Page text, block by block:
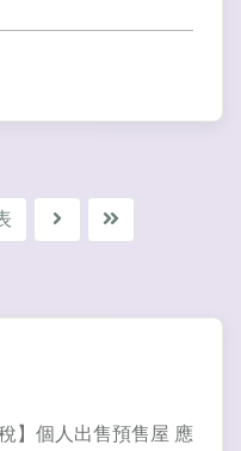
】個人出售預售屋 應